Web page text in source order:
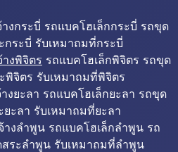
งกระบี่ รถแบคโฮเล็กกระบี่ รถขุด
กระบี่ รับเหมาถมที่กระบี่
งพิจิตร รถแบคโฮเล็กพิจิตร รถขุด
พิจิตร รับเหมาถมที่พิจิตร
งยะลา รถแบคโฮเล็กยะลา รถขุด
ยะลา รับเหมาถมที่ยะลา
งลำพูน รถแบคโฮเล็กลำพูน รถ
ระลำพูน รับเหมาถมที่ลำพูน